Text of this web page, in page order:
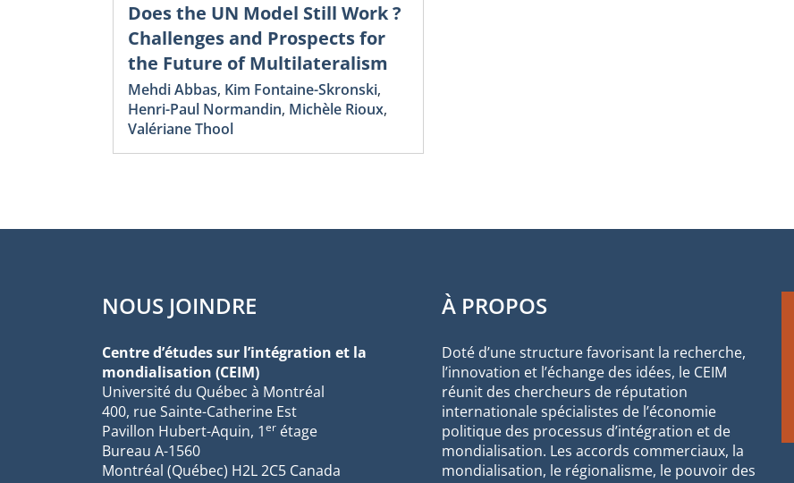
Does the UN Model Still Work ?
Challenges and Prospects for
the Future of Multilateralism
Mehdi Abbas, Kim Fontaine-Skronski,
Henri-Paul Normandin, Michèle Rioux,
Valériane Thool
NOUS JOINDRE
Centre d’études sur l’intégration et la
mondialisation (CEIM)
Université du Québec à Montréal
400, rue Sainte-Catherine Est
Pavillon Hubert-Aquin, 1er étage
Bureau A-1560
Montréal (Québec) H2L 2C5 Canada
À PROPOS
Doté d’une structure favorisant la recherche,
l’innovation et l’échange des idées, le CEIM
réunit des chercheurs de réputation
internationale spécialistes de l’économie
politique des processus d’intégration et de
mondialisation. Les accords commerciaux, la
mondialisation, le régionalisme, le pouvoir des